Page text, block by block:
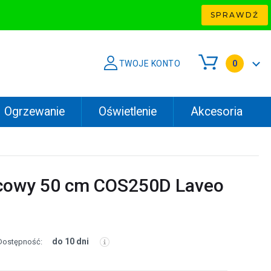
SPRAWDŹ
TWOJE KONTO 0
Ogrzewanie Oświetlenie Akcesoria
50 cm COS250D Laveo
do 10 dni